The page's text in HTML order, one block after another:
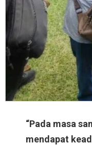
“Pada masa
mendapat